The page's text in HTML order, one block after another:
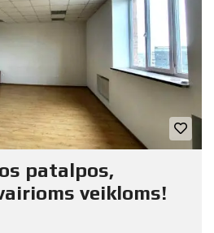
patalpos,
veikloms!